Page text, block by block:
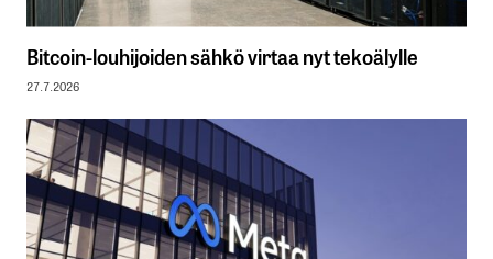
Bitcoin-louhijoiden sähkö virtaa nyt tekoälylle
27.7.2026